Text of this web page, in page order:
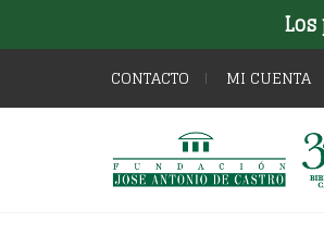
CONTACTO MI CUENTA